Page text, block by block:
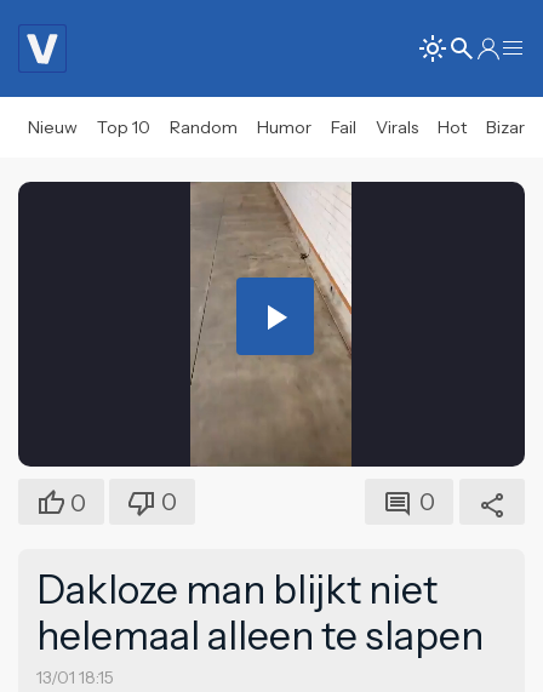
Nieuw Top 10 Random Humor Fail Virals Hot Bizar
Play
Video
0 0 0
Dakloze man blijkt niet
helemaal alleen te slapen
13/01 18:15